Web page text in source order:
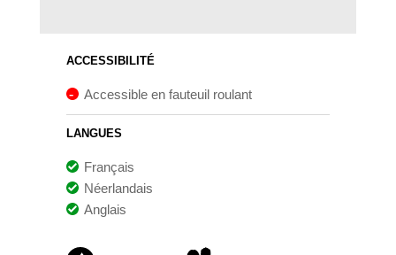
ACCESSIBILITÉ
Accessible en fauteuil roulant
LANGUES
Français
Néerlandais
Anglais